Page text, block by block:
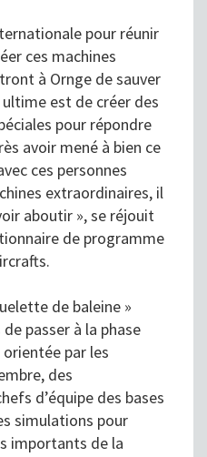
pour réunir
ces machines
à Ornge de sauver
est de créer des
pour répondre
avoir mené à bien ce
ces personnes
extraordinaires, il
aboutir », se réjouit
de programme
de baleine »
passer à la phase
par les
des
d’équipe des bases
simulations pour
importants de la